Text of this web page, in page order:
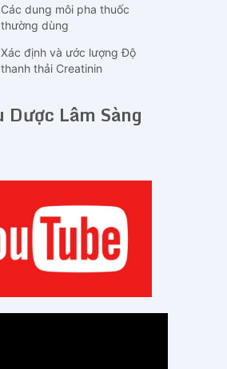
Các dung môi pha thuốc
thường dùng
Xác định và ước lượng Độ
thanh thải Creatinin
Dược Lâm Sàng